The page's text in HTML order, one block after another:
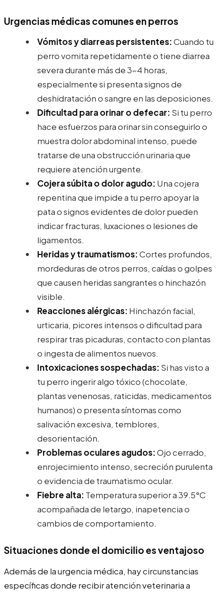
Urgencias médicas comunes en perros
Vómitos y diarreas persistentes:Cuando tu
perro vomita repetidamente o tiene diarrea
severa durante más de 3-4 horas,
especialmente si presenta signos de
deshidratación o sangre en las deposiciones.
Dificultad para orinar o defecar: Si tu perro
hace esfuerzos para orinar sin conseguirlo o
muestra dolor abdominal intenso, puede
tratarse de una obstrucción urinaria que
requiere atención urgente.
Cojera súbita o dolor agudo: Una cojera
repentina que impide a tu perro apoyar la
pata o signos evidentes de dolor pueden
indicar fracturas, luxaciones o lesiones de
ligamentos.
Heridas y traumatismos:Cortes profundos,
mordeduras de otros perros, caídas o golpes
que causen heridas sangrantes o hinchazón
visible.
Reacciones alérgicas: Hinchazón facial,
urticaria, picores intensos o dificultad para
respirar tras picaduras, contacto con plantas
o ingesta de alimentos nuevos.
Intoxicaciones sospechadas: Si has visto a
tu perro ingerir algo tóxico (chocolate,
plantas venenosas, raticidas, medicamentos
humanos) o presenta síntomas como
salivación excesiva, temblores,
desorientación.
Problemas oculares agudos:Ojo cerrado,
enrojecimiento intenso, secreción purulenta
o evidencia de traumatismo ocular.
Fiebre alta: Temperatura superior a 39.5°C
acompañada de letargo, inapetencia o
cambios de comportamiento.
Situaciones donde el domicilio es ventajoso
Además de la urgencia médica, hay circunstancias
específicas donde recibir atención veterinaria a